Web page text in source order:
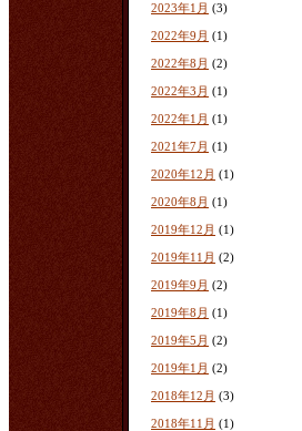
2023年1月 (3)
2022年9月 (1)
2022年8月 (2)
2022年3月 (1)
2022年1月 (1)
2021年7月 (1)
2020年12月 (1)
2020年8月 (1)
2019年12月 (1)
2019年11月 (2)
2019年9月 (2)
2019年8月 (1)
2019年5月 (2)
2019年1月 (2)
2018年12月 (3)
2018年11月 (1)